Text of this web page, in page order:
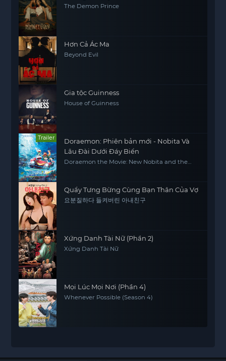
The Demon Prince
Hơn Cả Ác Ma
Beyond Evil
Gia tộc Guinness
House of Guinness
Trailer
Doraemon: Phiên bản mới - Nobita Và
Lâu Đài Dưới Đáy Biển
Doraemon the Movie: New Nobita and the
Quẩy Tưng Bừng Cùng Bạn Thân Của Vợ
요분질하다 들켜버린 아내친구
Xứng Danh Tài Nữ (Phần 2)
Xứng Danh Tài Nữ
Mọi Lúc Mọi Nơi (Phần 4)
Whenever Possible (Season 4)